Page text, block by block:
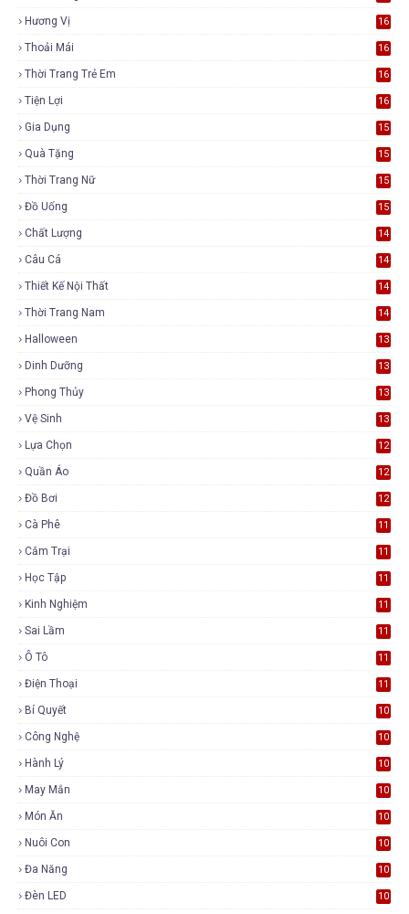
Hương Vị 16
Thoải Mái 16
Thời Trang Trẻ Em 16
Tiện Lợi 16
Gia Dụng 15
Quà Tặng 15
Thời Trang Nữ 15
Đồ Uống 15
Chất Lượng 14
Câu Cá 14
Thiết Kế Nội Thất 14
Thời Trang Nam 14
Halloween 13
Dinh Dưỡng 13
Phong Thủy 13
Vệ Sinh 13
Lựa Chọn 12
Quần Áo 12
Đồ Bơi 12
Cà Phê 11
Cắm Trại 11
Học Tập 11
Kinh Nghiệm 11
Sai Lầm 11
Ô Tô 11
Điện Thoại 11
Bí Quyết 10
Công Nghệ 10
Hành Lý 10
May Mắn 10
Món Ăn 10
Nuôi Con 10
Đa Năng 10
Đèn LED 10